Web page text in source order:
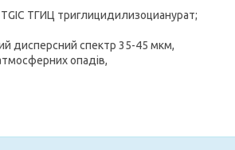
TGIC ТГИЦ триглицидилизоцианурат;
дисперсний спектр 35-45 мкм,
опадів,